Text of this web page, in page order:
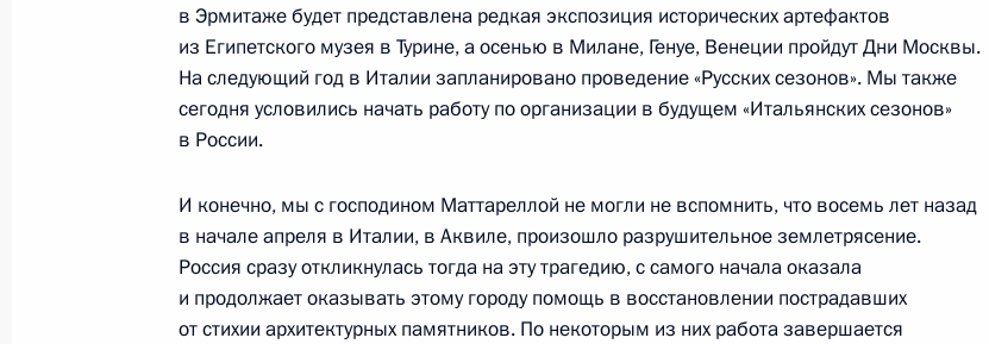
Заявления для прессы по итогам российско-узбекистанских
переговоров
5 апреля 2017 года, 16:20
Начало российско-узбекистанских переговоров в расширенном
составе
5 апреля 2017 года, 15:00
в Эрмитаже будет представлена редкая экспозиция исторических артефактов
из Египетского музея в Турине, а осенью в Милане, Генуе, Венеции пройдут Дни Москвы.
На следующий год в Италии запланировано проведение «Русских сезонов». Мы также
сегодня условились начать работу по организации в будущем «Итальянских сезонов»
в России.
И конечно, мы с господином Маттареллой не могли не вспомнить, что восемь лет назад
в начале апреля в Италии, в Аквиле, произошло разрушительное землетрясение.
Россия сразу откликнулась тогда на эту трагедию, с самого начала оказала
и продолжает оказывать этому городу помощь в восстановлении пострадавших
от стихии архитектурных памятников. По некоторым из них работа завершается